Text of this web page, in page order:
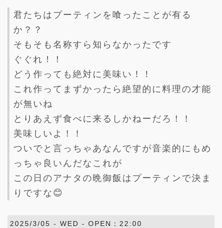
君たちはプーティンを喰ったことが有る
か？？
そもそも名称すら知らなかったです
ぐぐれ！！
どう作っても絶対に美味い！！
これ作ってまずかったら絶望的に料理の才能
が無いね
とりあえず食べに来るしかねーだろ！！
美味しいよ！！
ついでと言っちゃあなんですが音楽的にもめ
っちゃ良いんだなこれが
この日のアナタの晩御飯はプーティンで決ま
りですな😊
2025/3/05 - WED - OPEN：22:00